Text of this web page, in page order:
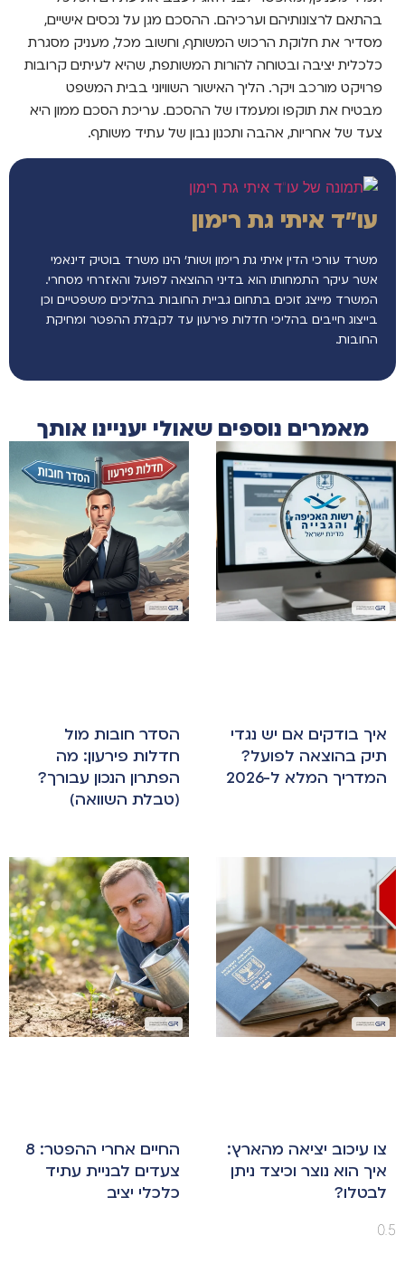
בהתאם לרצונותיהם וערכיהם. ההסכם מגן על נכסים אישיים,
מסדיר את חלוקת הרכוש המשותף, וחשוב מכל, מעניק מסגרת
כלכלית יציבה ובטוחה להורות המשותפת, שהיא לעיתים קרובות
פרויקט מורכב ויקר. הליך האישור השוויוני בבית המשפט
מבטיח את תוקפו ומעמדו של ההסכם. עריכת הסכם ממון היא
צעד של אחריות, אהבה ותכנון נבון של עתיד משותף.
עו"ד איתי גת רימון
משרד עורכי הדין איתי גת רימון ושות’ הינו משרד בוטיק דינאמי
אשר עיקר התמחותו הוא בדיני ההוצאה לפועל והאזרחי מסחרי.
המשרד מייצג זוכים בתחום גביית החובות בהליכים משפטיים וכן
בייצוג חייבים בהליכי חדלות פירעון עד לקבלת ההפטר ומחיקת
החובות.
מאמרים נוספים שאולי יעניינו אותך
איך בודקים אם יש נגדי
תיק בהוצאה לפועל?
המדריך המלא ל-2026
הסדר חובות מול
חדלות פירעון: מה
הפתרון הנכון עבורך?
(טבלת השוואה)
צו עיכוב יציאה מהארץ:
איך הוא נוצר וכיצד ניתן
לבטלו?
החיים אחרי ההפטר: 8
צעדים לבניית עתיד
כלכלי יציב